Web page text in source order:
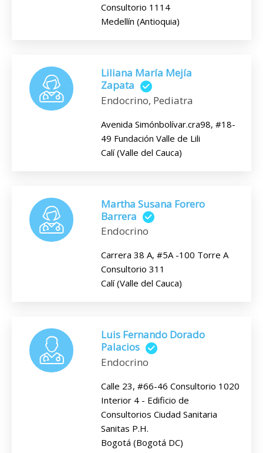
Consultorio 1114
Medellín (Antioquia)
Liliana María Mejía
Zapata
Endocrino, Pediatra
Avenida Simónbolívar.cra98, #18-
49 Fundación Valle de Lili
Calí (Valle del Cauca)
Martha Susana Forero
Barrera
Endocrino
Carrera 38 A, #5A -100 Torre A
Consultorio 311
Calí (Valle del Cauca)
Luis Fernando Dorado
Palacios
Endocrino
Calle 23, #66-46 Consultorio 1020
Interior 4 - Edificio de
Consultorios Ciudad Sanitaria
Sanitas P.H.
Bogotá (Bogotá DC)